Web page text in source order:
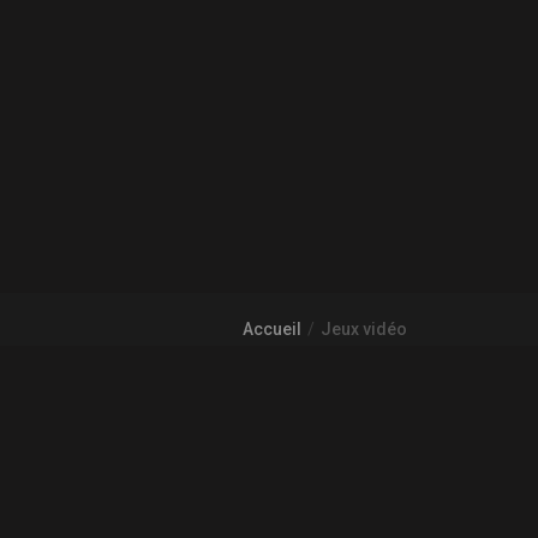
Accueil Jeux vidéo